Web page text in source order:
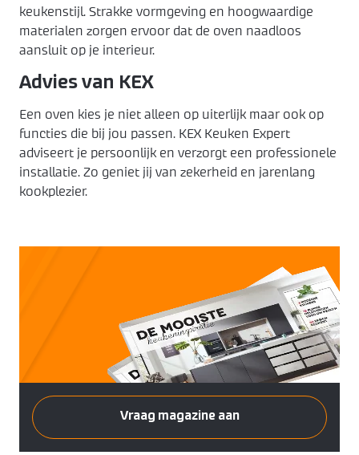
keukenstijl. Strakke vormgeving en hoogwaardige
materialen zorgen ervoor dat de oven naadloos
aansluit op je interieur.
Advies van KEX
Een oven kies je niet alleen op uiterlijk maar ook op
functies die bij jou passen. KEX Keuken Expert
adviseert je persoonlijk en verzorgt een professionele
installatie. Zo geniet jij van zekerheid en jarenlang
kookplezier.
Vraag magazine aan